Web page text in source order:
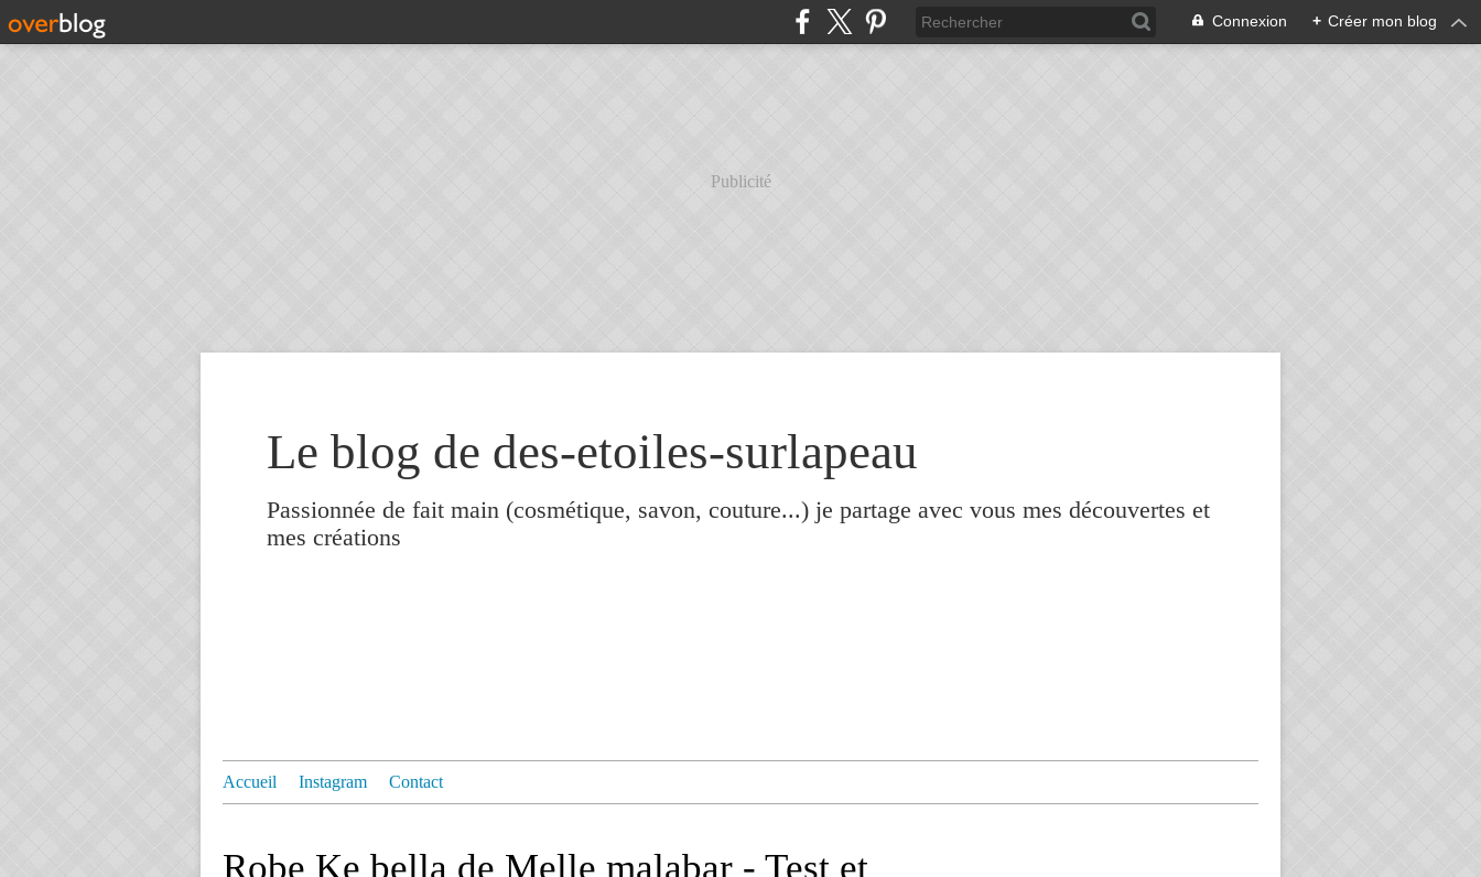
Connexion + Créer mon blog
Publicité
Le blog de des-etoiles-surlapeau
Passionnée de fait main (cosmétique, savon, couture...) je partage avec vous mes découvertes et
mes créations
Accueil Instagram Contact
Robe Ke bella de Melle malabar - Test et